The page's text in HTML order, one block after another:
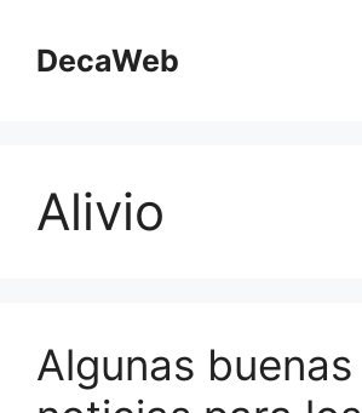
contenido
DecaWeb
Alivio
Algunas buenas